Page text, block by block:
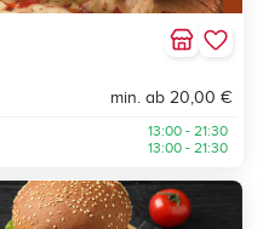
min. ab 20,00 €
13:00 - 21:30
13:00 - 21:30